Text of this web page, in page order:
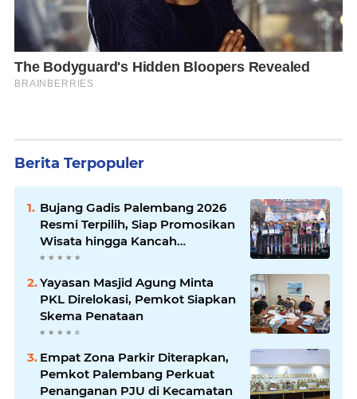
Berita Terpopuler
Bujang Gadis Palembang 2026
Resmi Terpilih, Siap Promosikan
Wisata hingga Kancah
Internasional
Yayasan Masjid Agung Minta
PKL Direlokasi, Pemkot Siapkan
Skema Penataan
Empat Zona Parkir Diterapkan,
Pemkot Palembang Perkuat
Penanganan PJU di Kecamatan